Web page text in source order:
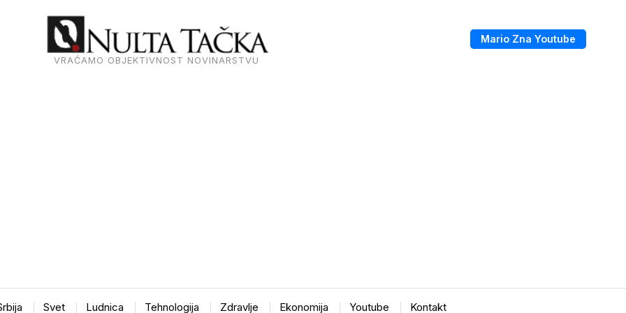
VRAĆAMO OBJEKTIVNOST NOVINARSTVU
Mario Zna Youtube
Svet Ludnica Tehnologija Zdravlje Ekonomija Youtube Kontakt